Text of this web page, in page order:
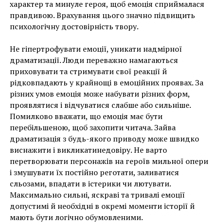
характер та минуле героя, щоб емоція сприймалася
правдивою. Врахування цього значно підвищить
психологічну достовірність твору.
Не гіпертрофувати емоції, уникати надмірної
драматизації. Люди переважно намагаються
приховувати та стримувати свої реакції й
рідковпадають у крайнощі в емоційних проявах. За
різних умов емоція може набувати різних форм,
проявлятися і відчуватися слабше або сильніше.
Помилково вважати, що емоція має бути
перебільшеною, щоб захопити читача. Зайва
драматизація з будь-якого приводу може швидко
виснажити і викликатинедовіру. Не варто
перетворювати персонажів на героїв мильної опери
і змушувати їх постійно реготати, заливатися
сльозами, впадати в істерики чи лютувати.
Максимально сильні, яскраві та тривалі емоції
допустимі й необхідні в окремі моменти історії й
мають бути логічно обумовленими.